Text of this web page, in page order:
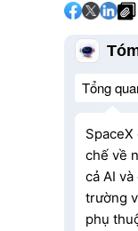

Tổng
chế về
cả AI
trường
phụ